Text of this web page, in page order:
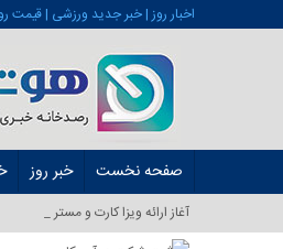
اخبار روز | خبر جدید ورزشی | قیمت
صفحه نخست خبر روز
آغاز ارائه ویزا کارت و مستر کارت در